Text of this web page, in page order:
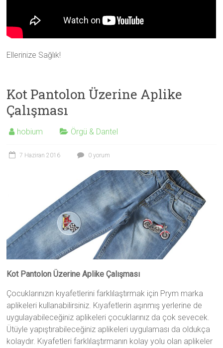
Ellerinize Sağlık!
Kot Pantolon Üzerine Aplike
Çalışması
hobium Örgü & Dantel
7 Haziran 2016 0 yorum
Kot Pantolon Üzerine Aplike Çalışması
Çocuklarınızın kıyafetlerini farklılaştırmak için Prym marka
aplikeleri kullanabilirsiniz. Kıyafetlerin aşınmış yerlerine de
uygulayabileceğiniz aplikeleri çocuklarınız da çok sevecek.
Ütüyle yapıştırabileceğiniz aplikeleri uygulaması da oldukça
kolaydır. Kıyafetleri farklılaştırmanın kolay yolu olan aplikeler